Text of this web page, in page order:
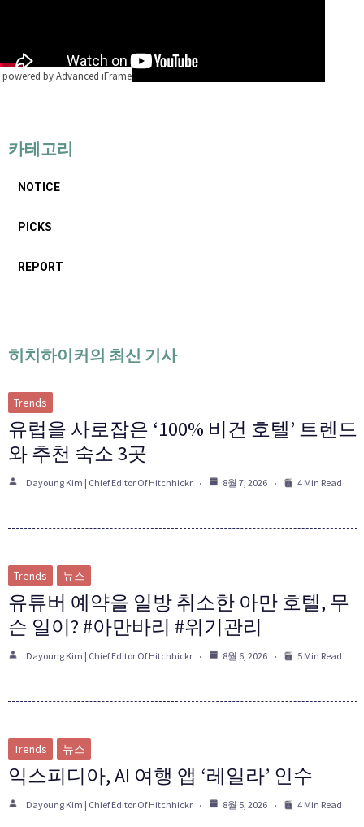
powered by Advanced iFrame
카테고리
NOTICE
PICKS
REPORT
히치하이커의 최신 기사
Trends
유럽을 사로잡은 ‘100% 비건 호텔’ 트렌드
와 추천 숙소 3곳
Dayoung Kim | Chief Editor Of Hitchhickr 8월 7, 2026 4 Min Read
Trends 뉴스
유튜버 예약을 일방 취소한 아만 호텔, 무
슨 일이? #아만바리 #위기관리
Dayoung Kim | Chief Editor Of Hitchhickr 8월 6, 2026 5 Min Read
Trends 뉴스
익스피디아, AI 여행 앱 ‘레일라’ 인수
Dayoung Kim | Chief Editor Of Hitchhickr 8월 5, 2026 4 Min Read